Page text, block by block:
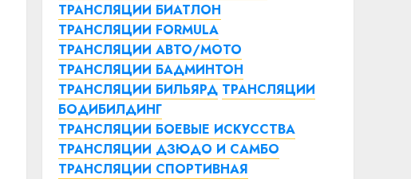
ТРАНСЛЯЦИИ БИАТЛОН
ТРАНСЛЯЦИИ FORMULA
ТРАНСЛЯЦИИ АВТО/МОТО
ТРАНСЛЯЦИИ БАДМИНТОН
ТРАНСЛЯЦИИ БИЛЬЯРД ТРАНСЛЯЦИИ
БОДИБИЛДИНГ
ТРАНСЛЯЦИИ БОЕВЫЕ ИСКУССТВА
ТРАНСЛЯЦИИ ДЗЮДО И САМБО
ТРАНСЛЯЦИИ СПОРТИВНАЯ